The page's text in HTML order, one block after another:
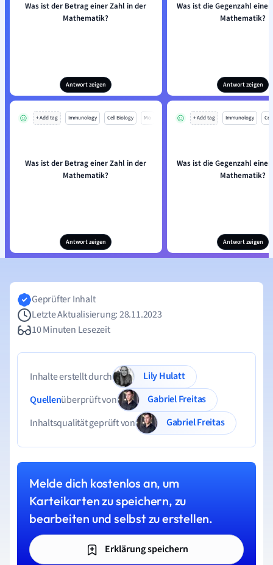
Was ist der Betrag einer Zahl in der
Mathematik?
Antwort zeigen
Was ist die Gegenzahl
Mathematik?
Antwort zeigen
+ Add tag Immunology Cell Biology Mo
Was ist der Betrag einer Zahl in der
Mathematik?
Antwort zeigen
+ Add tag Immunology
Was ist die Gegenzahl
Mathematik?
Antwort zeigen
Geprüfter Inhalt
Letzte Aktualisierung: 28.11.2023
10 Minuten Lesezeit
Inhalte erstellt durch
Lily Hulatt
Quellenüberprüft von
Gabriel Freitas
Inhaltsqualität geprüft von
Gabriel Freitas
Melde dich kostenlos an, um
Karteikarten zu speichern, zu
bearbeiten und selbst zu erstellen.
Erklärung speichern